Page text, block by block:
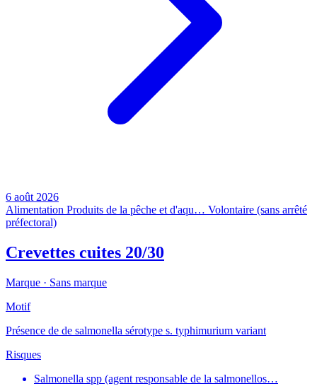
6 août 2026
Alimentation Produits de la pêche et d'aqu… Volontaire (sans arrêté
préfectoral)
Crevettes cuites 20/30
Marque · Sans marque
Motif
Présence de de salmonella sérotype s. typhimurium variant
Risques
Salmonella spp (agent responsable de la salmonellos…